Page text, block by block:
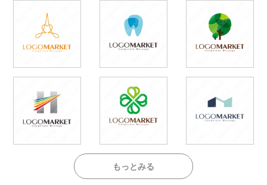
もっとみる